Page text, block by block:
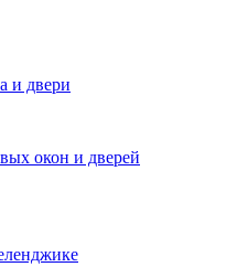
и двери
окон и дверей